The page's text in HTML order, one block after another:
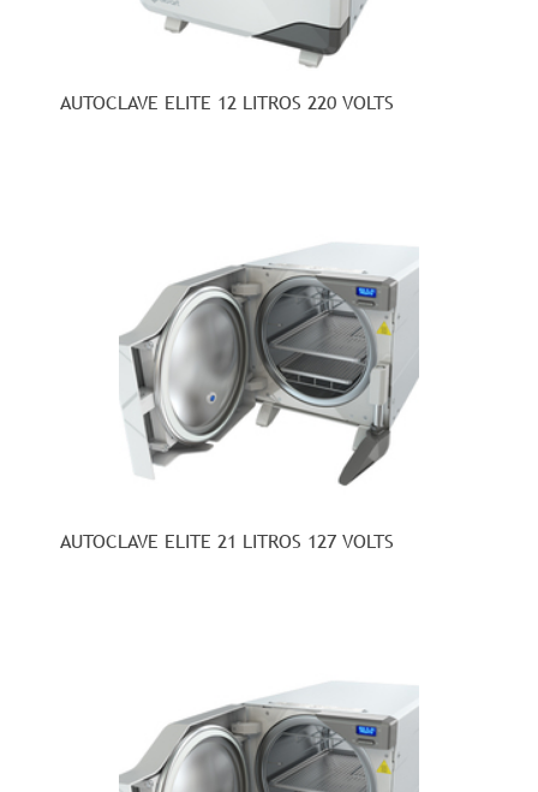
AUTOCLAVE ELITE 12 LITROS 220 VOLTS
AUTOCLAVE ELITE 21 LITROS 127 VOLTS